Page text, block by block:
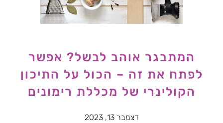
המתבגר אוהב לבשל? אפשר
לפתח את זה – הכול על התיכון
הקולינרי של מכללת רימונים
דצמבר 13, 2023